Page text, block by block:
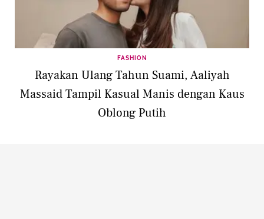
FASHION
Rayakan Ulang Tahun Suami, Aaliyah
Massaid Tampil Kasual Manis dengan Kaus
Oblong Putih